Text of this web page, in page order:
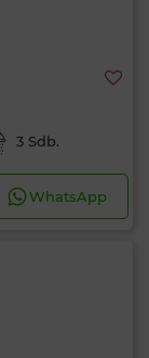
3 Sdb.
WhatsApp